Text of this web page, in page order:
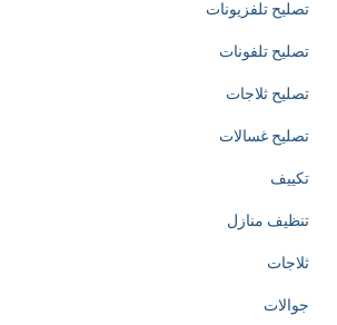
c
a
e
d
o
تصليح تلفزيونات
تصليح تلفونات
تصليح ثلاجات
تصليح غسالات
تكييف
تنظيف منازل
ثلاجات
جوالات